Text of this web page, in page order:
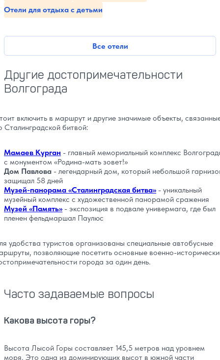
Все отели
Отели для отдыха с детьми
Другие достопримечательности
Волгограда
включить в маршрут и другие значимые объекты,
Сталинградской битвой:
Мамаев Курган - главный мемориальный комплекс
с монументом «Родина-мать зовет!»
Дом Павлова - легендарный дом, который небольшой
защищал 58 дней
Музей-панорама «Сталинградская битва» - уникальный
музейный комплекс с художественной панорамой сражения
Музей «Память» - экспозиция в подвале универмага, где был
пленен фельдмаршал Паулюс
удобства туристов организованы специальные автобусные
позволяющие посетить основные военно-
города за один день.
Часто задаваемые вопросы
Какова высота горы?
Высота Лысой Горы составляет 145,5 метров над уровнем
моря. Это одна из доминирующих высот в южной части